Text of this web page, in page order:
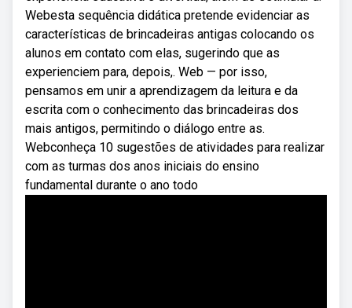
Webesta sequência didática pretende evidenciar as
características de brincadeiras antigas colocando os
alunos em contato com elas, sugerindo que as
experienciem para, depois,. Web — por isso,
pensamos em unir a aprendizagem da leitura e da
escrita com o conhecimento das brincadeiras dos
mais antigos, permitindo o diálogo entre as.
Webconheça 10 sugestões de atividades para realizar
com as turmas dos anos iniciais do ensino
fundamental durante o ano todo